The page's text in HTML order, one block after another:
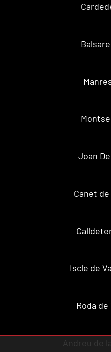
Joan
Canet de
Iscle de
Roda de
Andreu de